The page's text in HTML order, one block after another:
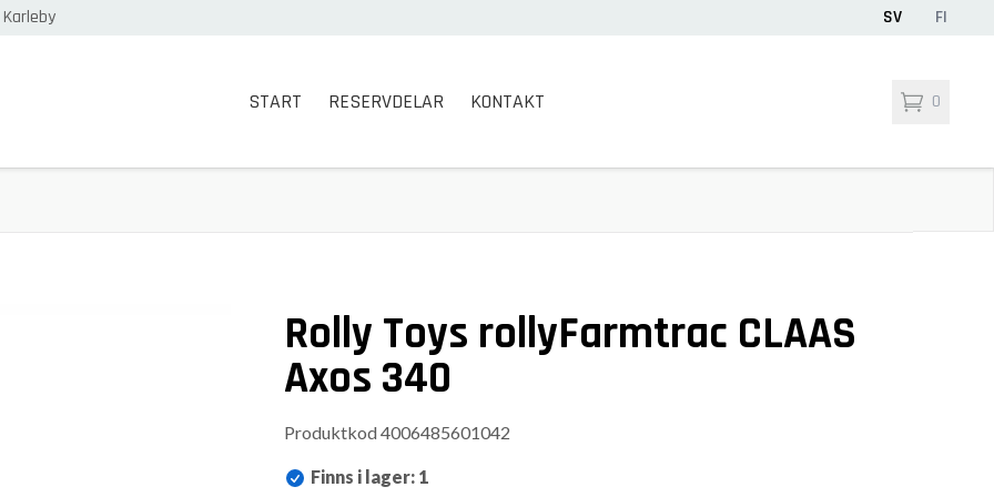
SV FI
START RESERVDELAR KONTAKT 0
Rolly Toys rollyFarmtrac CLAAS
Axos 340
Produktkod 4006485601042
Finns i lager: 1